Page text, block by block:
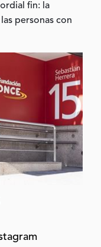
fin: la
personas con